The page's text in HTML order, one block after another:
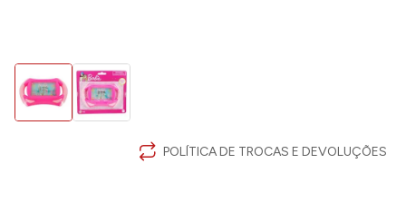
POLÍTICA DE TROCAS E DEVOLUÇÕES